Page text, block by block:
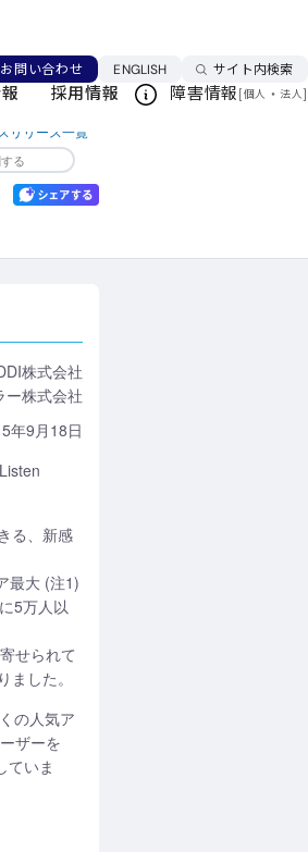
お問い合わせ ENGLISH言語を切り替える
サイト内検索
採用情報 障害情報[個人 ・ 法人]
リリース一覧
る
株式会社
ー株式会社
年9月18日
る、新感
最大 (注1)
5万人以
せられて
した。
の人気ア
ザーを
ていま